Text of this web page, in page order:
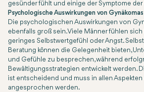
gesünder fühlt und einige der Symptome
Psychologische Auswirkungen von
Die psychologischen Auswirkungen von
ebenfalls groß sein. Viele Männer fühlen
geringes Selbstwertgefühl oder Angst.
Beratung können die Gelegenheit bieten,
und Gefühle zu besprechen, während
Bewältigungsstrategien entwickelt werden.
ist entscheidend und muss in allen
angesprochen werden.